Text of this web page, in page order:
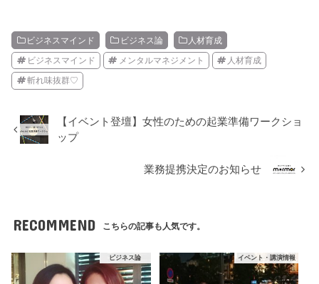
ビジネスマインド ビジネス論 人材育成
ビジネスマインド メンタルマネジメント 人材育成
斬れ味抜群♡
【イベント登壇】女性のための起業準備ワークショ
ップ
業務提携決定のお知らせ
RECOMMEND こちらの記事も人気です。
ビジネス論 イベント・講演情報